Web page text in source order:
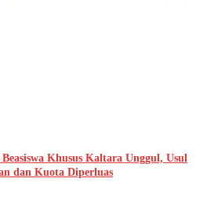
Khusus Kaltara Unggul, Usul
dan Kuota Diperluas